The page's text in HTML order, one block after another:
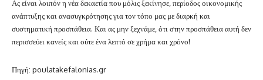
Ας είναι λοιπόν η νέα δεκαετία που μόλις ξεκίνησε, περίοδος οικονομικής
ανάπτυξης και ανασυγκρότησης για τον τόπο μας με διαρκή και
συστηματική προσπάθεια. Και ας μην ξεχνάμε, ότι στην προσπάθεια αυτή δεν
περισσεύει κανείς και ούτε ένα λεπτό σε χρήμα και χρόνο!
Πηγή: poulatakefalonias.gr